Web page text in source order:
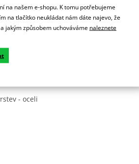
- oceli
na našem e-shopu. K tomu potřebujeme
na tlačítko neukládat nám dáte najevo, že
jakým způsobem uchováváme naleznete